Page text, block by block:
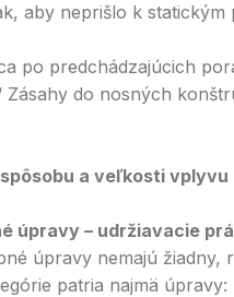
aby neprišlo k
po predchádzajúcich
Zásahy do nosných
a veľkosti
úpravy – udržiavacie
úpravy nemajú
patria najmä úpravy: